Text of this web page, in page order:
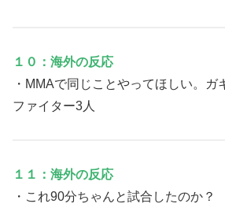
１０：海外の反応
・MMAで同じことやってほしい。
ファイター3人
１１：海外の反応
・これ90分ちゃんと試合したのか？